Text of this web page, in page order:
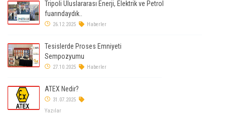
Tripoli Uluslararası Enerji, Elektrik ve Petrol
fuarındaydık..
26.12.2025 Haberler
Tesislerde Proses Emniyeti
Sempozyumu
27.10.2025 Haberler
ATEX Nedir?
31.07.2025
Yazılar